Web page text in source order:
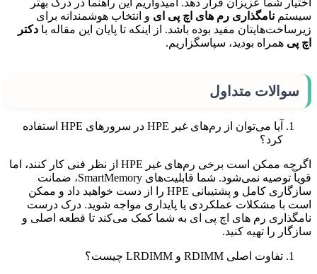
اختیار شما عزیزان قرار دهد. امیدواریم این راهنما در درک بهتر
سیستم نامگذاری رم های اچ پی ای و انتخاب هوشمندانه برای
زیرساخت‌هایتان مفید بوده باشد. از اینکه تا پایان این مقاله با دکتر
اچ پی همراه بودید، سپاسگزاریم.
سوالات متداول
آیا می‌توان از رم‌های غیر HPE در سرورهای HPE استفاده
کرد؟
اگرچه ممکن است برخی رم‌های غیر HPE از نظر فنی کار کنند، اما
قویاً توصیه نمی‌شود. شما قابلیت‌های SmartMemory، ضمانت
سازگاری کامل و پشتیبانی HPE را از دست خواهید داد و ممکن
است با مشکلات عملکردی یا پایداری مواجه شوید. درک درست
نامگذاری رم های اچ پی ای به شما کمک می‌کند تا قطعه اصلی و
سازگار را تهیه کنید.
تفاوت اصلی RDIMM و LRDIMM چیست؟